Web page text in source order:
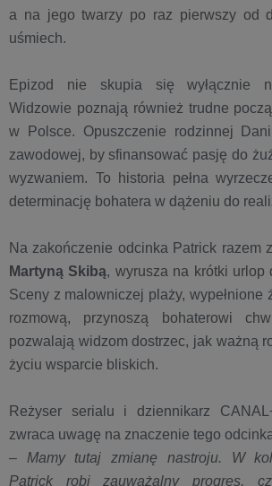
a na jego twarzy po raz pierwszy od
uśmiech.
Epizod nie skupia się wyłącznie
Widzowie poznają również trudne
w Polsce. Opuszczenie rodzinnej
zawodowej, by sfinansować pasję do
wyzwaniem. To historia pełna
determinację bohatera w dążeniu do
Na zakończenie odcinka Patrick razem
Martyną Skibą, wyrusza na krótki urlop
Sceny z malowniczej plaży, wypełnione
rozmową, przynoszą bohaterowi
pozwalają widzom dostrzec, jak ważną
życiu wsparcie bliskich.
Reżyser serialu i dziennikarz
zwraca uwagę na znaczenie tego
– Mamy tutaj zmianę nastroju. W
Patrick robi zauważalny progres,